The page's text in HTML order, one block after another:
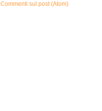
Commenti sul post (Atom)